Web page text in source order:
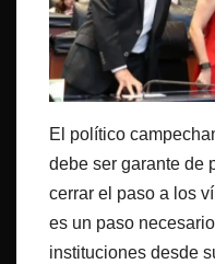
El político
debe ser garante de
cerrar el paso a los
es un paso
instituciones desde